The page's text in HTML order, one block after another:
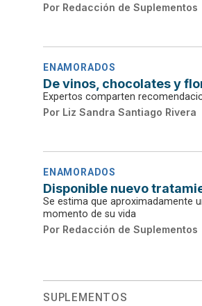
Por Redacción de Suplementos
ENAMORADOS
De vinos, chocolates y
Expertos comparten
Por Liz Sandra Santiago Rivera
ENAMORADOS
Disponible nuevo
Se estima que aproximadamente
momento de su vida
Por Redacción de Suplementos
SUPLEMENTOS